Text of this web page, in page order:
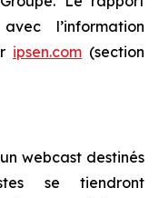
l’information
ipsen.com (section
webcast destinés
se tiendront